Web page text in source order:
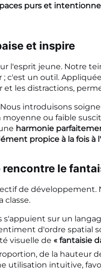
purs et
et inspire
l'esprit jeune. Notre
c'est un outil.
et les distractions,
introduisons
moyenne ou faible
harmonie
propice à la fois à
le
de
classe.
s'appuient sur un
d'ordre spatial
visuelle de « fantaisie
de la hauteur
utilisation intuitive,